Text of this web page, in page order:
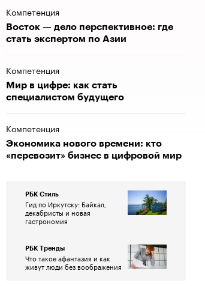
Компетенция
Восток — дело перспективное: где
стать экспертом по Азии
Компетенция
Мир в цифре: как стать
специалистом будущего
Компетенция
Экономика нового времени: кто
«перевозит» бизнес в цифровой мир
РБК Стиль
Гид по Иркутску: Байкал,
декабристы и новая
гастрономия
РБК Тренды
Что такое афантазия и как
живут люди без воображения